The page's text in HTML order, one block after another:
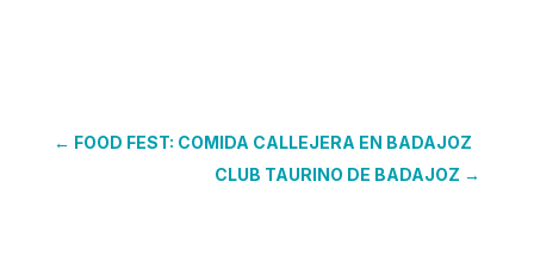
← FOOD FEST: COMIDA CALLEJERA EN BADAJOZ
CLUB TAURINO DE BADAJOZ →